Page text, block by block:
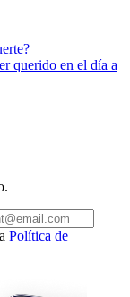
querido en el día a
Política de